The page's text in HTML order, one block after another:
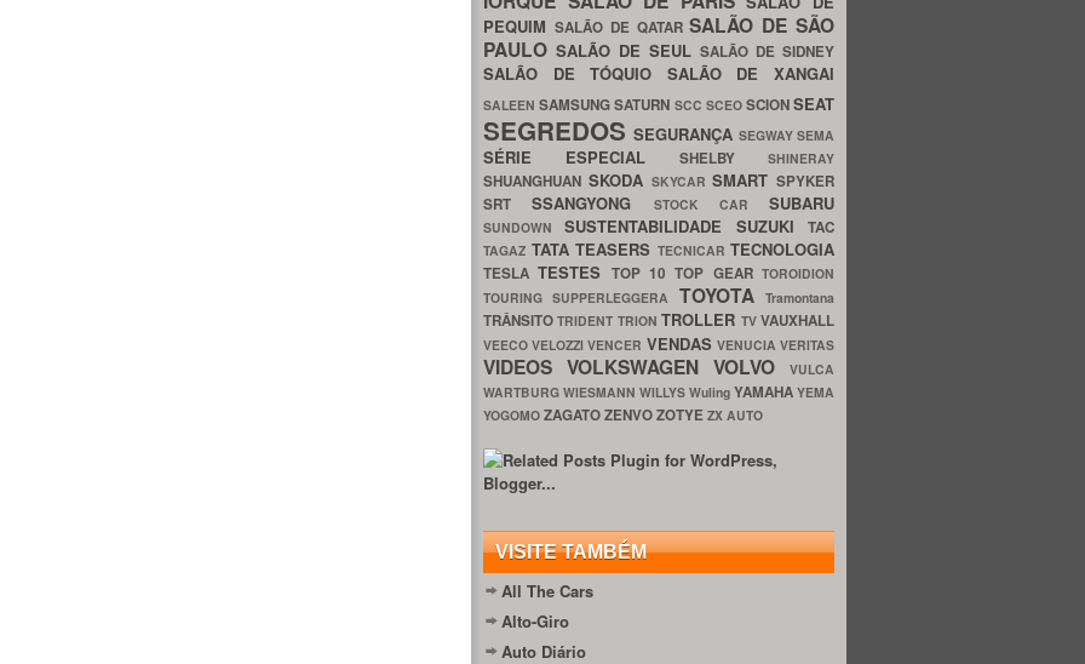
PEQUIM SALÃO DE QATARSALÃO DE SÃO
PAULO SALÃO DE SEUL SALÃO DE SIDNEY
SALÃO DE TÓQUIO SALÃO DE XANGAI
SALEENSAMSUNGSATURN SCC SCEO SCIONSEAT
SEGREDOSSEGURANÇA SEGWAYSEMA
SÉRIE ESPECIAL SHELBY SHINERAY
SHUANGHUAN SKODA SKYCARSMART SPYKER
SRTSSANGYONG STOCK CAR SUBARU
SUNDOWNSUSTENTABILIDADE SUZUKITAC
TAGAZ TATA TEASERS TECNICAR TECNOLOGIA
TESLATESTES TOP 10TOP GEARTOROIDION
TOURING SUPPERLEGGERA TOYOTATramontana
TRÂNSITOTRIDENT TRIONTROLLER TVVAUXHALL
VEECOVELOZZIVENCER VENDAS VENUCIAVERITAS
VIDEOS VOLKSWAGEN VOLVO
VULCA
WARTBURG WIESMANN WILLYS Wuling YAMAHA YEMA
YOGOMO ZAGATOZENVOZOTYE ZX AUTO
VISITE TAMBÉM
All The Cars
Alto-Giro
Auto Diário